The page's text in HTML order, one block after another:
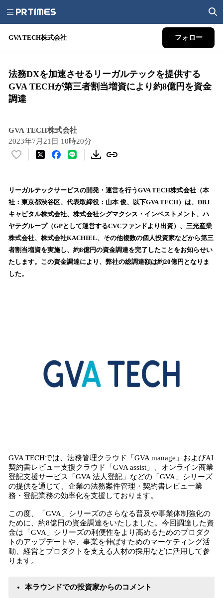
GVA TECH株式会社 フォロー
法務DXを加速させるリーガルテックを提供する
GVA TECHが第三者割当増資により約8億円を資金
調達
GVA TECH株式会社
2023年7月21日 10時20分
い
！
数
を
読
み
込
み
中
で
リーガルテックサービスの開発・運営を行うGVA TECH株式会社（本
社：東京都渋谷区、代表取締役：山本 俊、以下GVA TECH）は、DBJ
キャピタル株式会社、株式会社シグマクシス・インベストメント、ハ
ヤテグループ（GPとして運営するCVCファンドより出資）、三光産業
株式会社、株式会社KACHIEL、その他複数の個人投資家などから第三
者割当増資を実施し、約8億円の資金調達を完了したことをお知らせい
たします。この資金調達により、弊社の総調達額は約20億円となりま
した。
GVA TECHでは、法務管理クラウド「GVA manage」およびAI
契約書レビュー支援クラウド「GVA assist」、オンライン商業
登記支援サービス「GVA 法人登記」などの「GVA」シリーズ
の提供を通じて、企業の法務案件管理・契約書レビュー業
務・登記業務の効率化を支援しております。
この度、「GVA」シリーズのさらなる普及や事業体制強化の
ために、約8億円の資金調達をいたしました。今回調達した資
金は「GVA」シリーズの利便性をより高めるためのプロダク
トのアップデートや、事業を伸ばすためのマーケティング活
動、経営とプロダクトを支える人材の採用などに活用して参
ります。
本ラウンドでの投資家からのコメント